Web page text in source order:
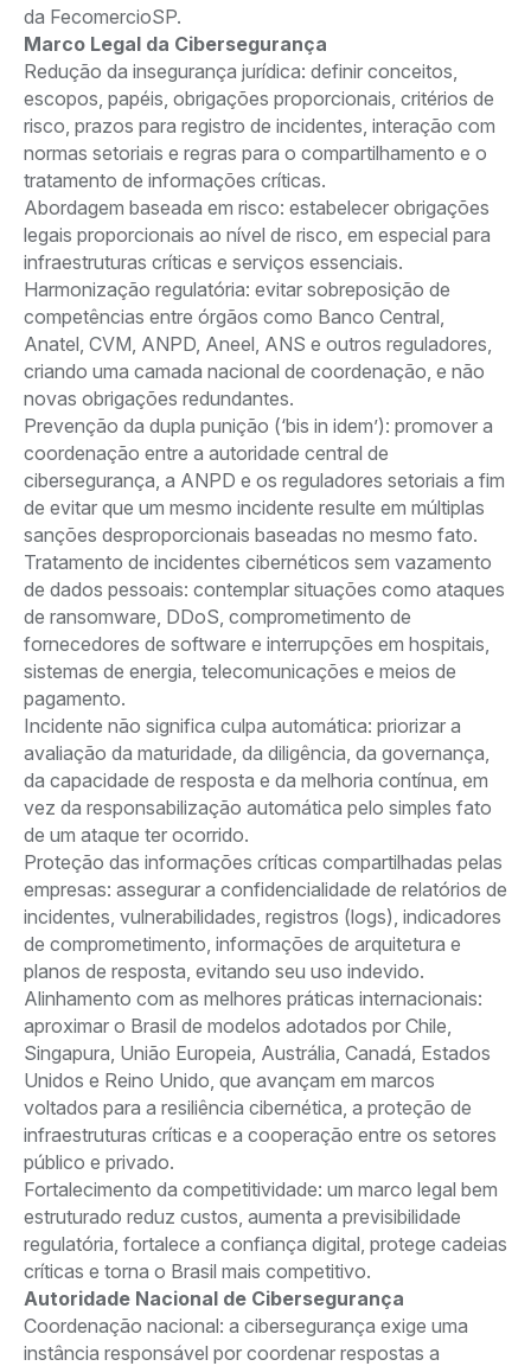
da FecomercioSP.
Marco Legal da Cibersegurança
Redução da insegurança jurídica: definir conceitos,
escopos, papéis, obrigações proporcionais, critérios de
risco, prazos para registro de incidentes, interação com
normas setoriais e regras para o compartilhamento e o
tratamento de informações críticas.
Abordagem baseada em risco: estabelecer obrigações
legais proporcionais ao nível de risco, em especial para
infraestruturas críticas e serviços essenciais.
Harmonização regulatória: evitar sobreposição de
competências entre órgãos como Banco Central,
Anatel, CVM, ANPD, Aneel, ANS e outros reguladores,
criando uma camada nacional de coordenação, e não
novas obrigações redundantes.
Prevenção da dupla punição (‘bis in idem’): promover a
coordenação entre a autoridade central de
cibersegurança, a ANPD e os reguladores setoriais a fim
de evitar que um mesmo incidente resulte em múltiplas
sanções desproporcionais baseadas no mesmo fato.
Tratamento de incidentes cibernéticos sem vazamento
de dados pessoais: contemplar situações como ataques
de ransomware, DDoS, comprometimento de
fornecedores de software e interrupções em hospitais,
sistemas de energia, telecomunicações e meios de
pagamento.
Incidente não significa culpa automática: priorizar a
avaliação da maturidade, da diligência, da governança,
da capacidade de resposta e da melhoria contínua, em
vez da responsabilização automática pelo simples fato
de um ataque ter ocorrido.
Proteção das informações críticas compartilhadas pelas
empresas: assegurar a confidencialidade de relatórios de
incidentes, vulnerabilidades, registros (logs), indicadores
de comprometimento, informações de arquitetura e
planos de resposta, evitando seu uso indevido.
Alinhamento com as melhores práticas internacionais:
aproximar o Brasil de modelos adotados por Chile,
Singapura, União Europeia, Austrália, Canadá, Estados
Unidos e Reino Unido, que avançam em marcos
voltados para a resiliência cibernética, a proteção de
infraestruturas críticas e a cooperação entre os setores
público e privado.
Fortalecimento da competitividade: um marco legal bem
estruturado reduz custos, aumenta a previsibilidade
regulatória, fortalece a confiança digital, protege cadeias
críticas e torna o Brasil mais competitivo.
Autoridade Nacional de Cibersegurança
Coordenação nacional: a cibersegurança exige uma
instância responsável por coordenar respostas a